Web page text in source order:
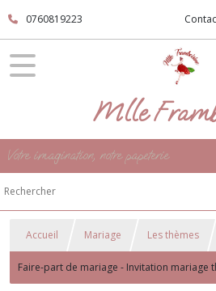
0760819223
Mlle
Votre imagination, notre papeterie
Accueil Mariage Les thèmes
Faire-part de mariage - Invitation mariage